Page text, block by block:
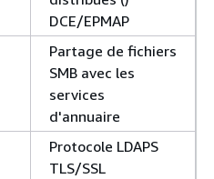
DCE/EPMAP
Partage de fichiers
SMB avec les
services
d'annuaire
Protocole LDAPS
TLS/SSL